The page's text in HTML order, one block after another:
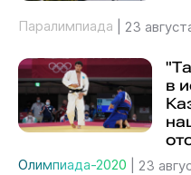
Паралимпиада 23
в
Олимпиада-2020 23